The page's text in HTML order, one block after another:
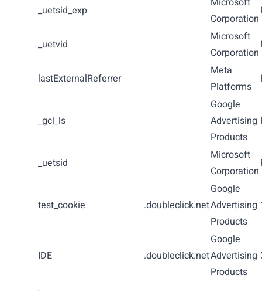
_uetsid_exp
Corporation
_uetvid
Microsoft
Corporation
lastExternalReferrer
Meta
Platforms
_gcl_ls
Google
Advertising
Products
_uetsid
Microsoft
Corporation
test_cookie .doubleclick.net
Google
Advertising
Products
IDE .doubleclick.net
Google
Advertising
Products